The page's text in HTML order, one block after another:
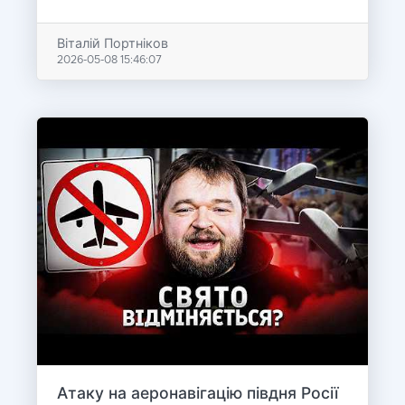
Віталій Портніков
2026-05-08 15:46:07
Атаку на аеронавігацію півдня Росії